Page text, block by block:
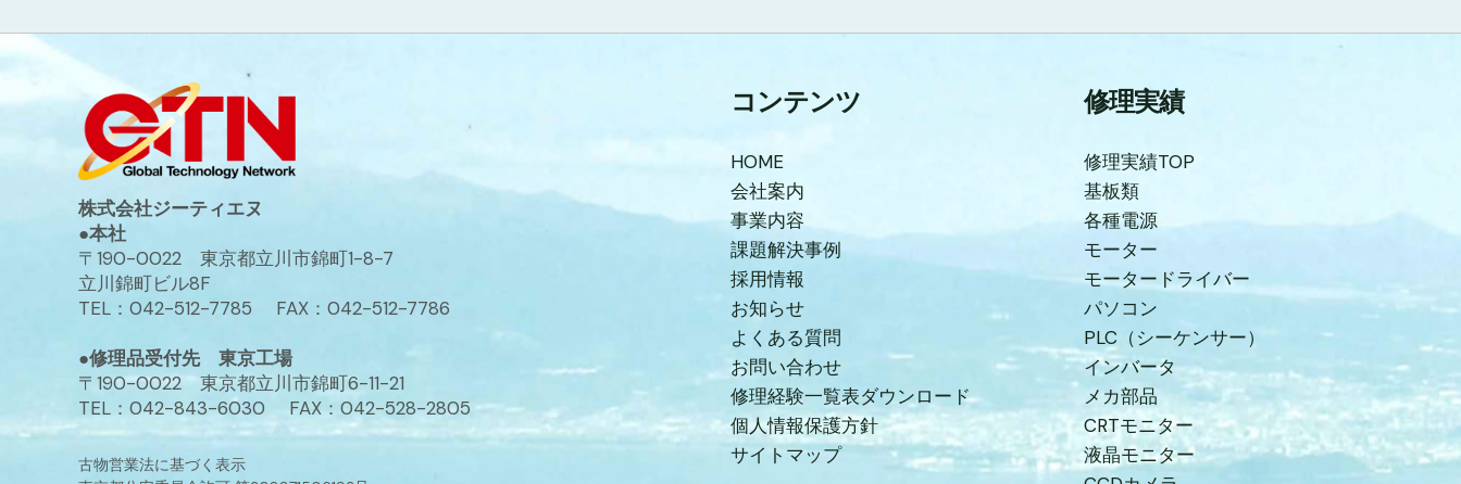
株式会社ジーティエヌ
●本社
〒190-0022 東京都立川市錦町1-8-7
立川錦町ビル8F
TEL：042-512-7785 FAX：042-512-7786
●修理品受付先 東京工場
〒190-0022 東京都立川市錦町6-11-21
TEL：042-843-6030 FAX：042-528-2805
古物営業法に基づく表示
コンテンツ
HOME
会社案内
事業内容
課題解決事例
採用情報
お知らせ
よくある質問
お問い合わせ
修理経験一覧表ダウンロード
個人情報保護方針
サイトマップ
修理実績
修理実績TOP
基板類
各種電源
モーター
モータードライバー
パソコン
PLC（シーケンサー）
インバータ
メカ部品
CRTモニター
液晶モニター